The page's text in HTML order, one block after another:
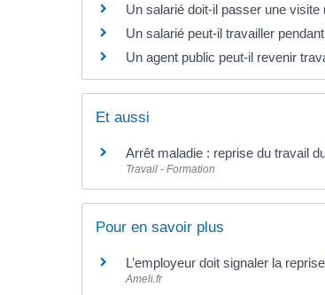
Un salarié doit-il passer une
Un salarié peut-il travailler
Un agent public peut-il revenir
Et aussi
Arrêt maladie : reprise du travail
Travail - Formation
Pour en savoir plus
L’employeur doit signaler la
Ameli.fr